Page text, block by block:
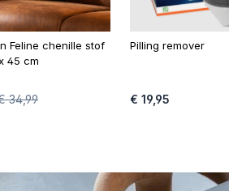
Feline chenille stof
45 cm
34,99
Pilling remover
€ 19,95